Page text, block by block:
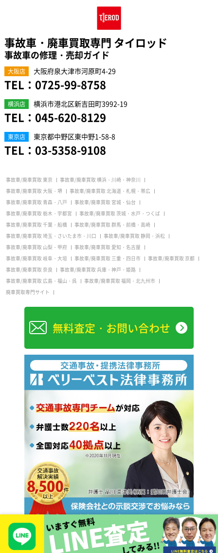
事故車・廃車買取専門 タイロッド
事故車の修理・売却ガイド
大阪店 大阪府泉大津市河原町4-29
TEL： 0725-99-8758
横浜店 横浜市港北区新吉田町3992-19
TEL： 045-620-8129
東京店 東京都中野区東中野1-58-8
TEL： 03-5358-9108
事故車/廃車買取 東京
事故車/廃車買取 横浜・川崎・神奈川
事故車/廃車買取 大阪・堺
事故車/廃車買取 北海道・札幌・帯広
事故車/廃車買取 青森・八戸
事故車/廃車買取 宮城・仙台
事故車/廃車買取 栃木・宇都宮
事故車/廃車買取 茨城・水戸・つくば
事故車/廃車買取 千葉・船橋
事故車/廃車買取 群馬・前橋・高崎
事故車/廃車買取 埼玉・さいたま市・川口
事故車/廃車買取 静岡・浜松
事故車/廃車買取 山梨・甲府
事故車/廃車買取 愛知・名古屋
事故車/廃車買取 岐阜・大垣
事故車/廃車買取 三重・四日市
事故車/廃車買取 京都
事故車/廃車買取 奈良
事故車/廃車買取 兵庫・神戸・姫路
事故車/廃車買取 広島・福山・呉
事故車/廃車買取 福岡・北九州市
廃車買取専門サイト
無料査定・お問い合わせ
Copyright © 2026 TIEROD Co., LTD